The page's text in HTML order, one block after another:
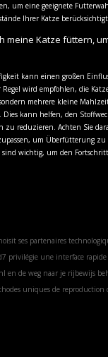
um eine geeignete
Ihrer Katze
meine Katze füttern,
kann einen großen
Regel wird empfohlen, die
mehrere kleine
kann helfen, den
zu reduzieren. Achten Sie
um Überfütterung zu
wichtig, um den
ses partenaires
privilégie une interface
en de weg naar je rijbewijs
uniques de reproduction